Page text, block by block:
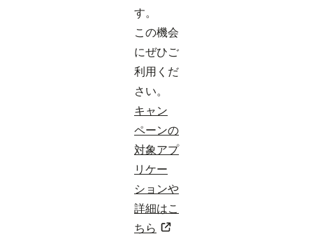
す。
この機会
にぜひご
利用くだ
さい。
キャン
ペーンの
対象アプ
リケー
ションや
詳細はこ
ちら